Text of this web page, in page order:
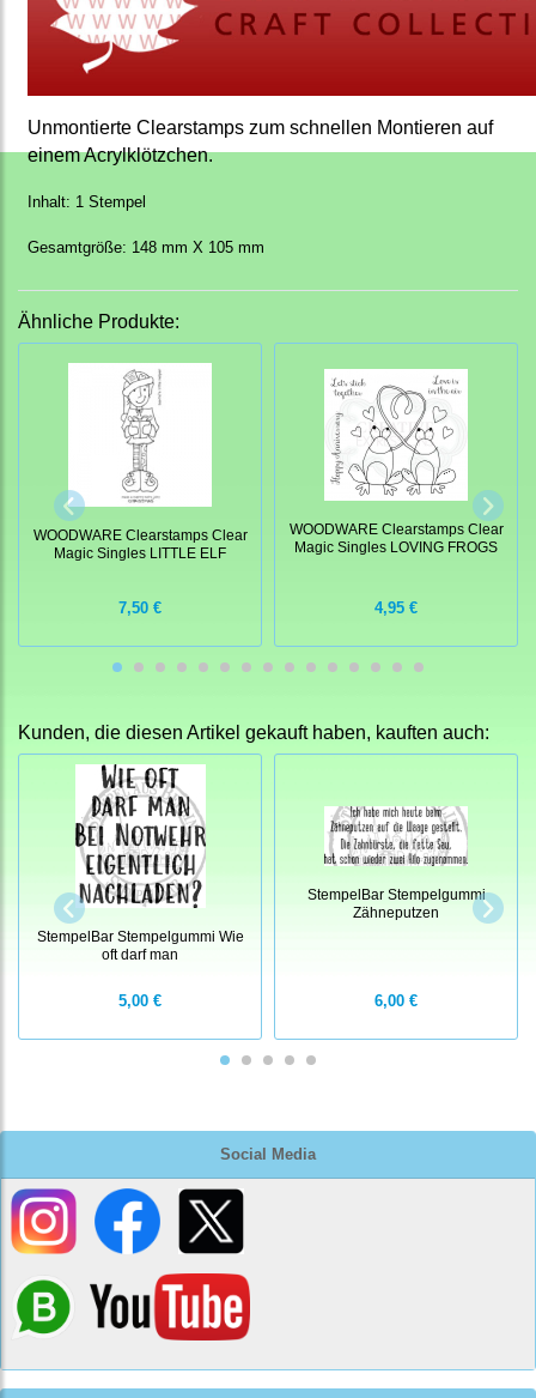
Social Media
Unmontierte Clearstamps zum schnellen Montieren auf
einem Acrylklötzchen.
Inhalt: 1 Stempel
Gesamtgröße: 148 mm X 105 mm
Ähnliche Produkte:
WOODWARE Clearstamps Clear
Magic Singles LITTLE ELF
7,50 €
WOODWARE Clearstamps Clear
Magic Singles LOVING FROGS
4,95 €
Kunden, die diesen Artikel gekauft haben, kauften auch:
StempelBar Stempelgummi Wie
oft darf man
5,00 €
StempelBar Stempelgummi
Zähneputzen
6,00 €